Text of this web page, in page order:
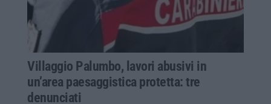
Villaggio Palumbo, lavori abusivi in
un’area paesaggistica protetta: tre
denunciati